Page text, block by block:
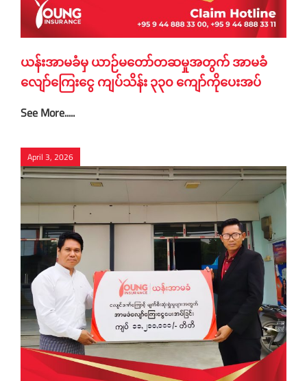
ယန်းအာမခံမှ ယာဉ်မတော်တဆမှုအတွက် အာမခံ
လျော်ကြေးငွေ ကျပ်သိန်း ၃၃၀ ကျော်ကိုပေးအပ်
See More.....
April 3, 2026